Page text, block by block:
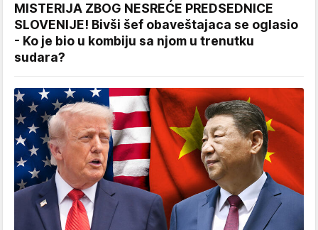
MISTERIJA ZBOG NESREĆE PREDSEDNICE
SLOVENIJE! Bivši šef obaveštajaca se oglasio
- Ko je bio u kombiju sa njom u trenutku
sudara?